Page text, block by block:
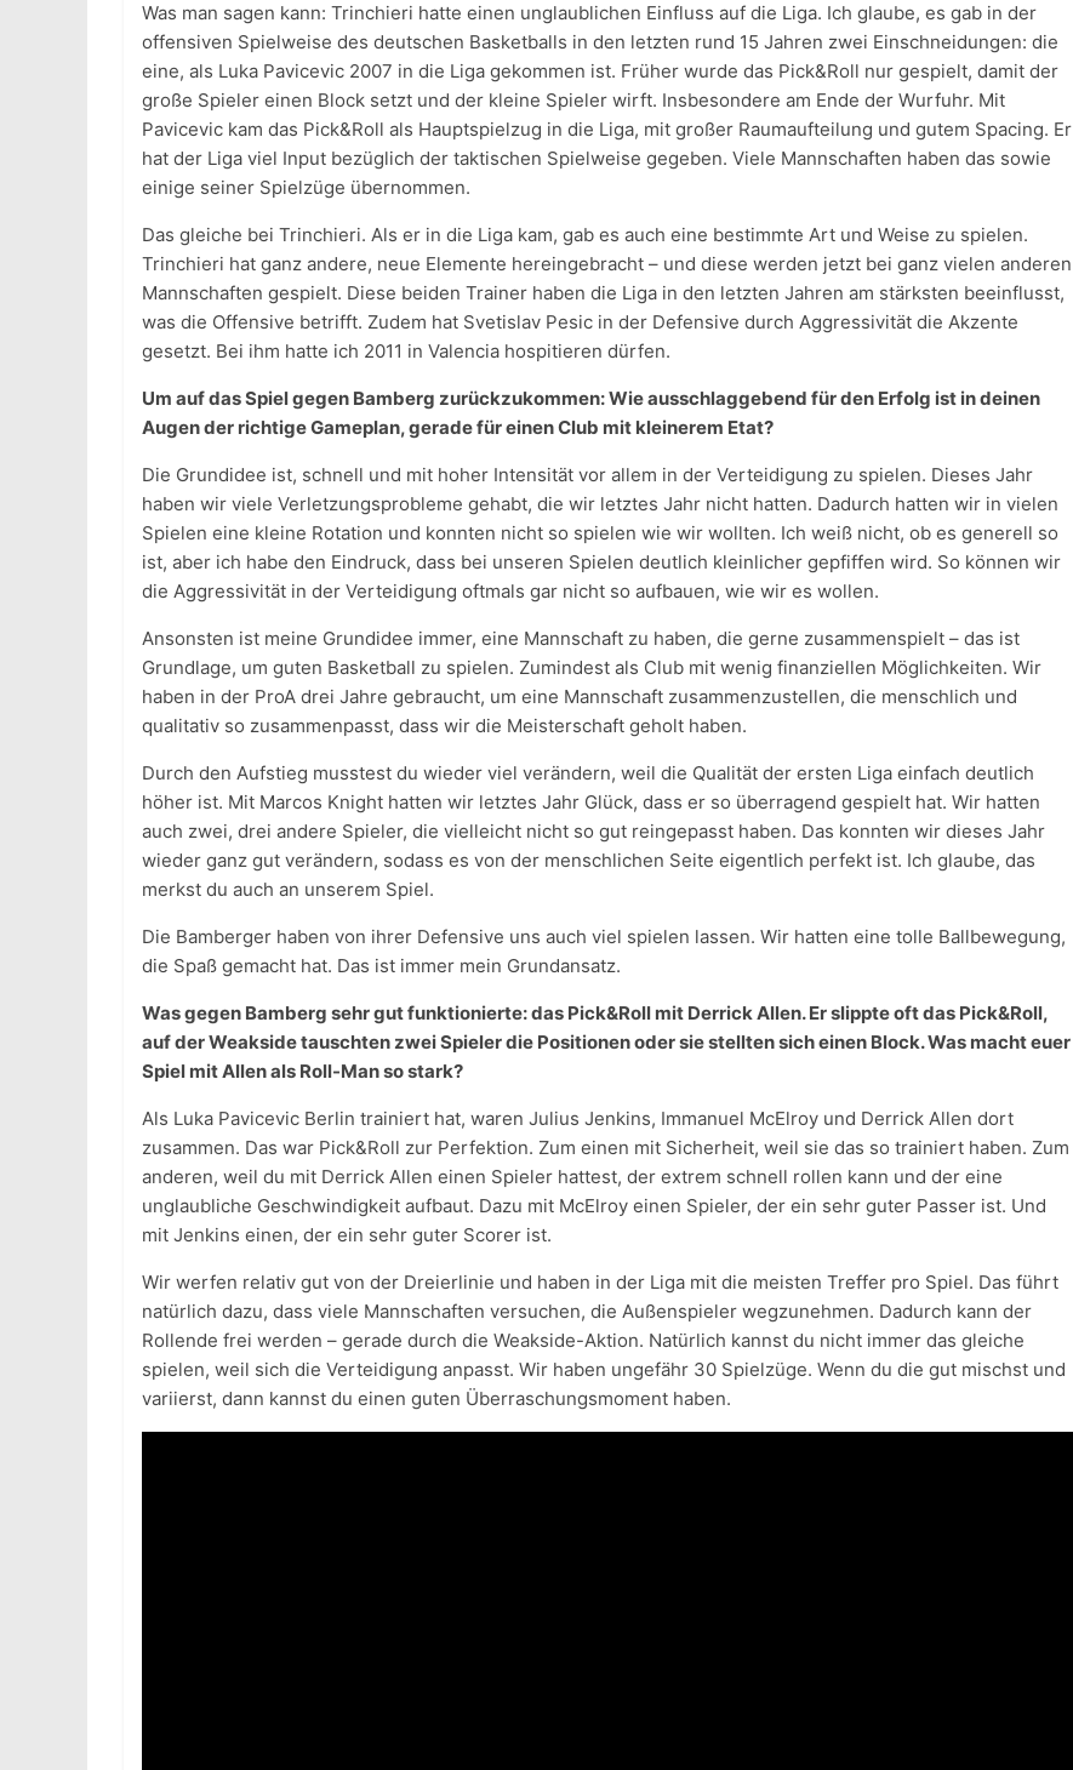
Was man sagen kann: Trinchieri hatte einen unglaublichen Einfluss auf die Liga. Ich glaube, es gab in der
offensiven Spielweise des deutschen Basketballs in den letzten rund 15 Jahren zwei Einschneidungen: die
eine, als Luka Pavicevic 2007 in die Liga gekommen ist. Früher wurde das Pick&Roll nur gespielt, damit der
große Spieler einen Block setzt und der kleine Spieler wirft. Insbesondere am Ende der Wurfuhr. Mit
Pavicevic kam das Pick&Roll als Hauptspielzug in die Liga, mit großer Raumaufteilung und gutem Spacing. Er
hat der Liga viel Input bezüglich der taktischen Spielweise gegeben. Viele Mannschaften haben das sowie
einige seiner Spielzüge übernommen.
Das gleiche bei Trinchieri. Als er in die Liga kam, gab es auch eine bestimmte Art und Weise zu spielen.
Trinchieri hat ganz andere, neue Elemente hereingebracht – und diese werden jetzt bei ganz vielen anderen
Mannschaften gespielt. Diese beiden Trainer haben die Liga in den letzten Jahren am stärksten beeinflusst,
was die Offensive betrifft. Zudem hat Svetislav Pesic in der Defensive durch Aggressivität die Akzente
gesetzt. Bei ihm hatte ich 2011 in Valencia hospitieren dürfen.
Um auf das Spiel gegen Bamberg zurückzukommen: Wie ausschlaggebend für den Erfolg ist in deinen
Augen der richtige Gameplan, gerade für einen Club mit kleinerem Etat?
Die Grundidee ist, schnell und mit hoher Intensität vor allem in der Verteidigung zu spielen. Dieses Jahr
haben wir viele Verletzungsprobleme gehabt, die wir letztes Jahr nicht hatten. Dadurch hatten wir in vielen
Spielen eine kleine Rotation und konnten nicht so spielen wie wir wollten. Ich weiß nicht, ob es generell so
ist, aber ich habe den Eindruck, dass bei unseren Spielen deutlich kleinlicher gepfiffen wird. So können wir
die Aggressivität in der Verteidigung oftmals gar nicht so aufbauen, wie wir es wollen.
Ansonsten ist meine Grundidee immer, eine Mannschaft zu haben, die gerne zusammenspielt – das ist
Grundlage, um guten Basketball zu spielen. Zumindest als Club mit wenig finanziellen Möglichkeiten. Wir
haben in der ProA drei Jahre gebraucht, um eine Mannschaft zusammenzustellen, die menschlich und
qualitativ so zusammenpasst, dass wir die Meisterschaft geholt haben.
Durch den Aufstieg musstest du wieder viel verändern, weil die Qualität der ersten Liga einfach deutlich
höher ist. Mit Marcos Knight hatten wir letztes Jahr Glück, dass er so überragend gespielt hat. Wir hatten
auch zwei, drei andere Spieler, die vielleicht nicht so gut reingepasst haben. Das konnten wir dieses Jahr
wieder ganz gut verändern, sodass es von der menschlichen Seite eigentlich perfekt ist. Ich glaube, das
merkst du auch an unserem Spiel.
Die Bamberger haben von ihrer Defensive uns auch viel spielen lassen. Wir hatten eine tolle Ballbewegung,
die Spaß gemacht hat. Das ist immer mein Grundansatz.
Was gegen Bamberg sehr gut funktionierte: das Pick&Roll mit Derrick Allen. Er slippte oft das Pick&Roll,
auf der Weakside tauschten zwei Spieler die Positionen oder sie stellten sich einen Block. Was macht euer
Spiel mit Allen als Roll-Man so stark?
Als Luka Pavicevic Berlin trainiert hat, waren Julius Jenkins, Immanuel McElroy und Derrick Allen dort
zusammen. Das war Pick&Roll zur Perfektion. Zum einen mit Sicherheit, weil sie das so trainiert haben. Zum
anderen, weil du mit Derrick Allen einen Spieler hattest, der extrem schnell rollen kann und der eine
unglaubliche Geschwindigkeit aufbaut. Dazu mit McElroy einen Spieler, der ein sehr guter Passer ist. Und
mit Jenkins einen, der ein sehr guter Scorer ist.
Wir werfen relativ gut von der Dreierlinie und haben in der Liga mit die meisten Treffer pro Spiel. Das führt
natürlich dazu, dass viele Mannschaften versuchen, die Außenspieler wegzunehmen. Dadurch kann der
Rollende frei werden – gerade durch die Weakside-Aktion. Natürlich kannst du nicht immer das gleiche
spielen, weil sich die Verteidigung anpasst. Wir haben ungefähr 30 Spielzüge. Wenn du die gut mischst und
variierst, dann kannst du einen guten Überraschungsmoment haben.